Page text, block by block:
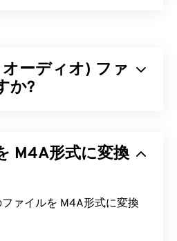
4で、オーディオを MPEG-1
AC-3
ました。
開くにはどうすれ
ーディオ) ファ
か?
れかのコーダ/デコーダーア
ーディオファイルを圧縮お
ル形式と 比較して、MP3
似点を持つMP3ファイル
M4A形式に変換
ァイルを M4A形式に変換